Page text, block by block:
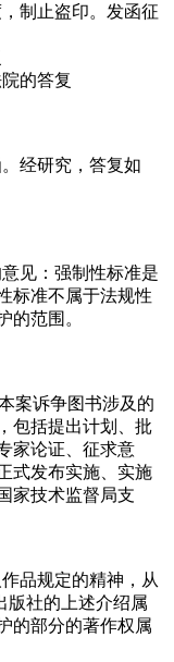
制止盗印。发函征
的答复
经研究，答复如
见：强制性标准是
标准不属于法规性
的范围。
案诉争图书涉及的
包括提出计划、批
家论证、征求意
式发布实施、实施
家技术监督局支
品规定的精神，从
版社的上述介绍属
的部分的著作权属